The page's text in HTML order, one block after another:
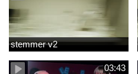
stemmer v2
03:43